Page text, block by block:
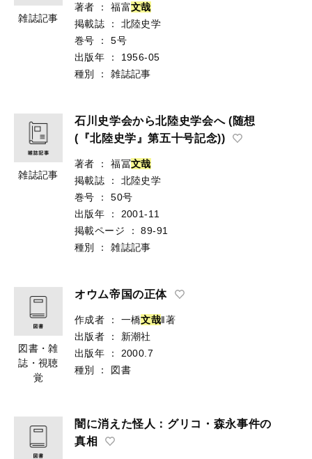
雑誌記事
著者 ： 福富文哉
掲載誌
：
北陸史学
巻号
：
5号
出版年
：
1956-05
種別
： 雑誌記事
雑誌記事
石川史学会から北陸史学会へ (随想
(『北陸史学』第五十号記念))
著者 ： 福冨文哉
掲載誌
：
北陸史学
巻号
：
50号
出版年
：
2001-11
掲載ページ
：
89-91
種別
： 雑誌記事
図書・雑
誌・視聴
覚
オウム帝国の正体
作成者 ： 一橋文哉‖著
出版者
：
新潮社
出版年
：
2000.7
種別
： 図書
闇に消えた怪人：グリコ・森永事件の
真相